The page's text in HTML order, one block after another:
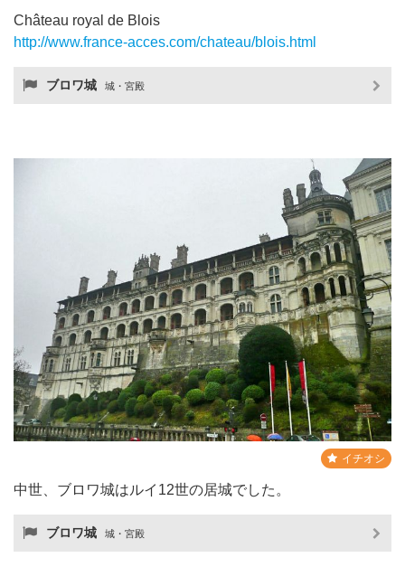
Château royal de Blois
http://www.france-acces.com/chateau/blois.html
ブロワ城 城・宮殿
イチオシ
中世、ブロワ城はルイ12世の居城でした。
ブロワ城 城・宮殿